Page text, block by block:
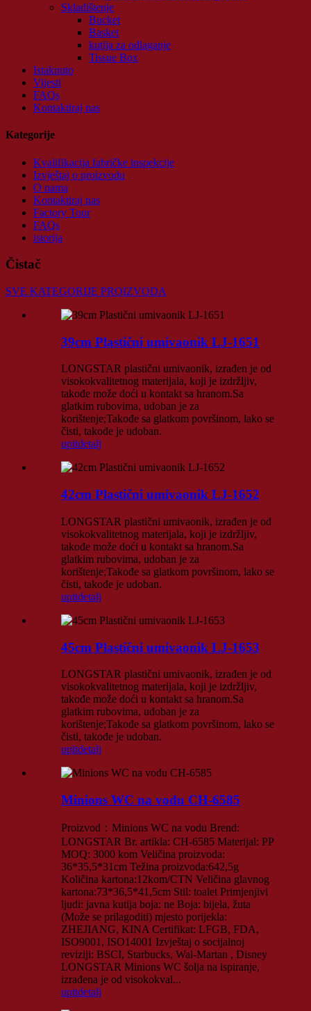
Skladištenje
Bucket
Basket
kutija za odlaganje
Tissue Box
Istaknuto
Vijesti
FAQs
Kontaktiraj nas
Kategorije
Kvalifikacija fabričke inspekcije
Izvještaj o proizvodu
O nama
Kontaktiraj nas
Factory Tour
FAQs
istorija
Čistač
SVE KATEGORIJE PROIZVODA
39cm Plastični umivaonik LJ-1651
LONGSTAR plastični umivaonik, izrađen je od
visokokvalitetnog materijala, koji je izdržljiv,
takođe može doći u kontakt sa hranom.Sa
glatkim rubovima, udoban je za
korištenje;Takođe sa glatkom površinom, lako se
čisti, takođe je udoban.
upitdetalj
42cm Plastični umivaonik LJ-1652
LONGSTAR plastični umivaonik, izrađen je od
visokokvalitetnog materijala, koji je izdržljiv,
takođe može doći u kontakt sa hranom.Sa
glatkim rubovima, udoban je za
korištenje;Takođe sa glatkom površinom, lako se
čisti, takođe je udoban.
upitdetalj
45cm Plastični umivaonik LJ-1653
LONGSTAR plastični umivaonik, izrađen je od
visokokvalitetnog materijala, koji je izdržljiv,
takođe može doći u kontakt sa hranom.Sa
glatkim rubovima, udoban je za
korištenje;Takođe sa glatkom površinom, lako se
čisti, takođe je udoban.
upitdetalj
Minions WC na vodu CH-6585
Proizvod：Minions WC na vodu Brend:
LONGSTAR Br. artikla: CH-6585 Materijal: PP
MOQ: 3000 kom Veličina proizvoda:
36*35,5*31cm Težina proizvoda:642,5g
Količina kartona:12kom/CTN Veličina glavnog
kartona:73*36,5*41,5cm Stil: toalet Primjenjivi
ljudi: javna kutija boja: ne Boja: bijela, žuta
(Može se prilagoditi) mjesto porijekla:
ZHEJIANG, KINA Certifikat: LFGB, FDA,
ISO9001, ISO14001 Izvještaj o socijalnoj
reviziji: BSCI, Starbucks, Wal-Martan , Disney
LONGSTAR Minions WC šolja na ispiranje,
izrađena je od visokokval...
upitdetalj